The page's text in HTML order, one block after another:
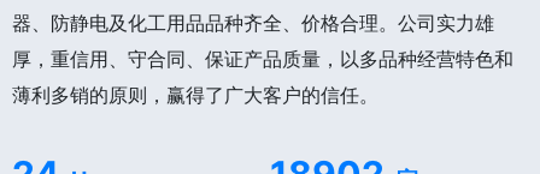
器、防静电及化工用品品种齐全、价格合理。公司实力雄
厚，重信用、守合同、保证产品质量，以多品种经营特色和
薄利多销的原则，赢得了广大客户的信任。